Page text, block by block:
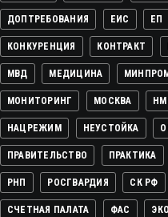
ДОПТРЕБОВАНИЯ ЕИС ЕП
КОНКУРЕНЦИЯ КОНТРАКТ
МВД МЕДИЦИНА
МОНИТОРИНГ МОСКВА
НАЦРЕЖИМ НЕУСТОЙКА
ПРАВИТЕЛЬСТВО ПРАКТИКА
РНП РОСГВАРДИЯ СК РФ
СЧЕТНАЯ ПАЛАТА ФАС